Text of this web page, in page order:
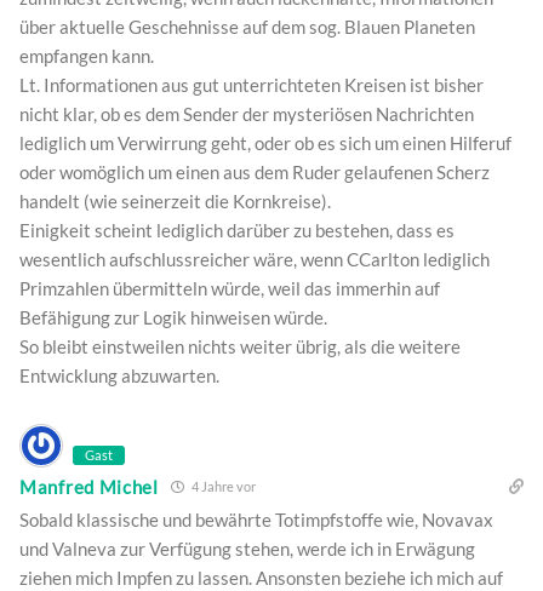
über aktuelle Geschehnisse auf dem sog. Blauen Planeten
empfangen kann.
Lt. Informationen aus gut unterrichteten Kreisen ist bisher
nicht klar, ob es dem Sender der mysteriösen Nachrichten
lediglich um Verwirrung geht, oder ob es sich um einen Hilferuf
oder womöglich um einen aus dem Ruder gelaufenen Scherz
handelt (wie seinerzeit die Kornkreise).
Einigkeit scheint lediglich darüber zu bestehen, dass es
wesentlich aufschlussreicher wäre, wenn CCarlton lediglich
Primzahlen übermitteln würde, weil das immerhin auf
Befähigung zur Logik hinweisen würde.
So bleibt einstweilen nichts weiter übrig, als die weitere
Entwicklung abzuwarten.
Gast
Manfred Michel 4 Jahre vor
Sobald klassische und bewährte Totimpfstoffe wie, Novavax
und Valneva zur Verfügung stehen, werde ich in Erwägung
ziehen mich Impfen zu lassen. Ansonsten beziehe ich mich auf